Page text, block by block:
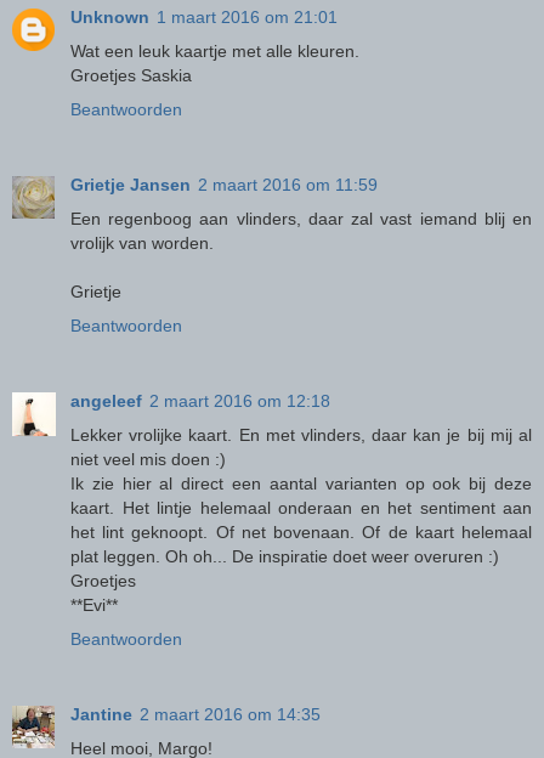
Unknown 1 maart 2016 om 21:01
Wat een leuk kaartje met alle kleuren.
Groetjes Saskia
Beantwoorden
Grietje Jansen 2 maart 2016 om 11:59
Een regenboog aan vlinders, daar zal vast iemand blij en
vrolijk van worden.
Grietje
Beantwoorden
angeleef 2 maart 2016 om 12:18
Lekker vrolijke kaart. En met vlinders, daar kan je bij mij al
niet veel mis doen :)
Ik zie hier al direct een aantal varianten op ook bij deze
kaart. Het lintje helemaal onderaan en het sentiment aan
het lint geknoopt. Of net bovenaan. Of de kaart helemaal
plat leggen. Oh oh... De inspiratie doet weer overuren :)
Groetjes
**Evi**
Beantwoorden
Jantine 2 maart 2016 om 14:35
Heel mooi, Margo!